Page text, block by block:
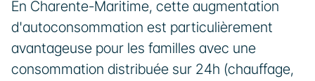
En Charente-Maritime, cette augmentation
d'autoconsommation est particulièrement
avantageuse pour les familles avec une
consommation distribuée sur 24h (chauffage,